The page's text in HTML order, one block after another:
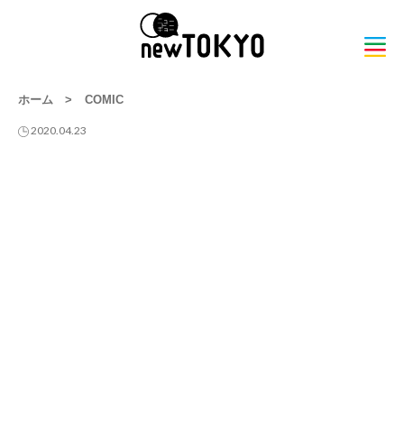
ホーム > COMIC
2020.04.23